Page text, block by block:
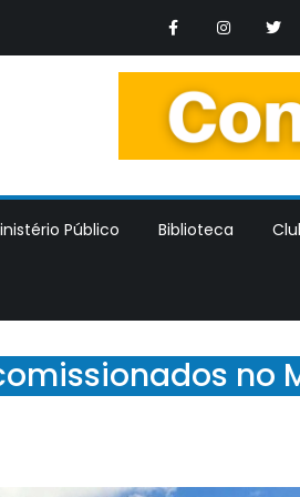
Trabalhadores dos Ministerios
Público Biblioteca
no